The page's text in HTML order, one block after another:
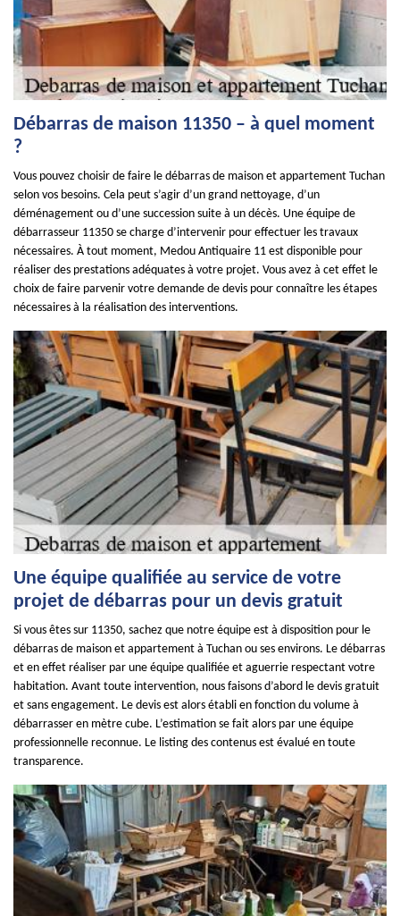
Débarras de maison 11350 – à quel moment
?
Vous pouvez choisir de faire le débarras de maison et appartement Tuchan
selon vos besoins. Cela peut s’agir d’un grand nettoyage, d’un
déménagement ou d’une succession suite à un décès. Une équipe de
débarrasseur 11350 se charge d’intervenir pour effectuer les travaux
nécessaires. À tout moment, Medou Antiquaire 11 est disponible pour
réaliser des prestations adéquates à votre projet. Vous avez à cet effet le
choix de faire parvenir votre demande de devis pour connaître les étapes
nécessaires à la réalisation des interventions.
Une équipe qualifiée au service de votre
projet de débarras pour un devis gratuit
Si vous êtes sur 11350, sachez que notre équipe est à disposition pour le
débarras de maison et appartement à Tuchan ou ses environs. Le débarras
et en effet réaliser par une équipe qualifiée et aguerrie respectant votre
habitation. Avant toute intervention, nous faisons d’abord le devis gratuit
et sans engagement. Le devis est alors établi en fonction du volume à
débarrasser en mètre cube. L’estimation se fait alors par une équipe
professionnelle reconnue. Le listing des contenus est évalué en toute
transparence.